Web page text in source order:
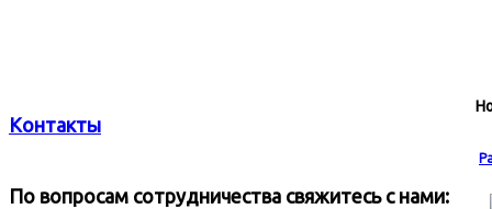
Контакты
По вопросам сотрудничества свяжитесь с нами: